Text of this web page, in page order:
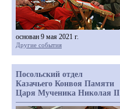
основан 9 мая 2021 г.
Другие события
Посольский отдел
Казачьего Конвоя Памяти
Царя Мученика Николая II